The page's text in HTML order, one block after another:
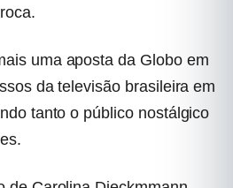
uma aposta da Globo em
da televisão brasileira em
tanto o público nostálgico